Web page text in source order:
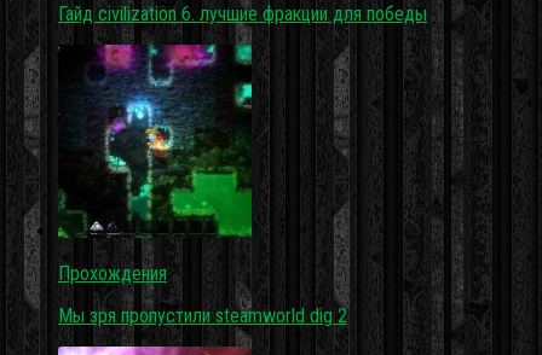
Гайд civilization 6. лучшие фракции для победы
Прохождения
Мы зря пропустили steamworld dig 2